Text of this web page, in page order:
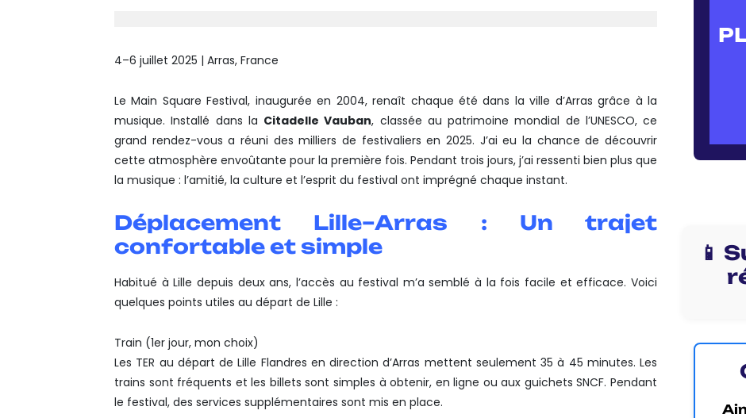
4–6 juillet 2025 | Arras, France
Le Main Square Festival, inaugurée en 2004, renaît chaque été dans la ville d’Arras grâce à la
musique. Installé dans la Citadelle Vauban, classée au patrimoine mondial de l’UNESCO, ce
grand rendez-vous a réuni des milliers de festivaliers en 2025. J’ai eu la chance de découvrir
cette atmosphère envoûtante pour la première fois. Pendant trois jours, j’ai ressenti bien plus que
la musique : l’amitié, la culture et l’esprit du festival ont imprégné chaque instant.
Déplacement Lille–Arras : Un trajet
confortable et simple
Habitué à Lille depuis deux ans, l’accès au festival m’a semblé à la fois facile et efficace. Voici
quelques points utiles au départ de Lille :
Train (1er jour, mon choix)
Les TER au départ de Lille Flandres en direction d’Arras mettent seulement 35 à 45 minutes. Les
trains sont fréquents et les billets sont simples à obtenir, en ligne ou aux guichets SNCF. Pendant
le festival, des services supplémentaires sont mis en place.
📱